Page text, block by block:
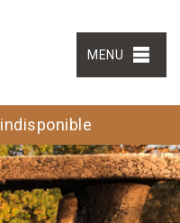
MENU
indisponible